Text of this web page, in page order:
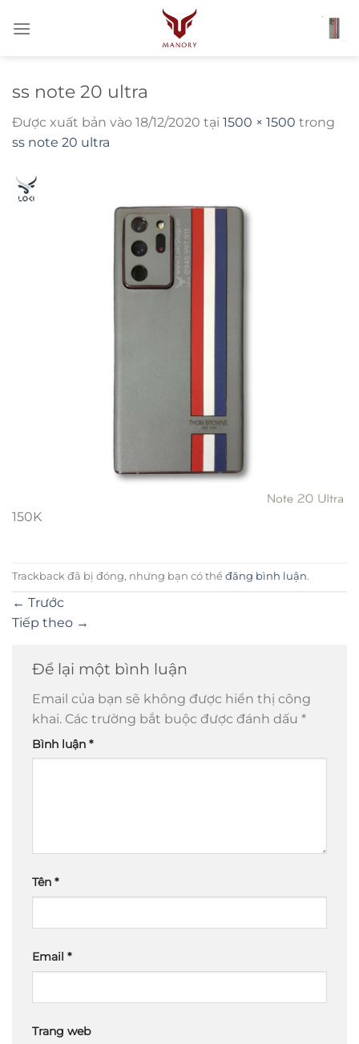
qua
ss note 20 ultra
Được xuất bản vào 18/12/2020 tại 1500 × 1500 trong
ss note 20 ultra
150K
Trackback đã bị đóng, nhưng bạn có thể đăng bình luận.
← Trước
Tiếp theo →
Để lại một bình luận
Email của bạn sẽ không được hiển thị công
khai. Các trường bắt buộc được đánh dấu *
Bình luận *
Tên *
Email *
Trang web